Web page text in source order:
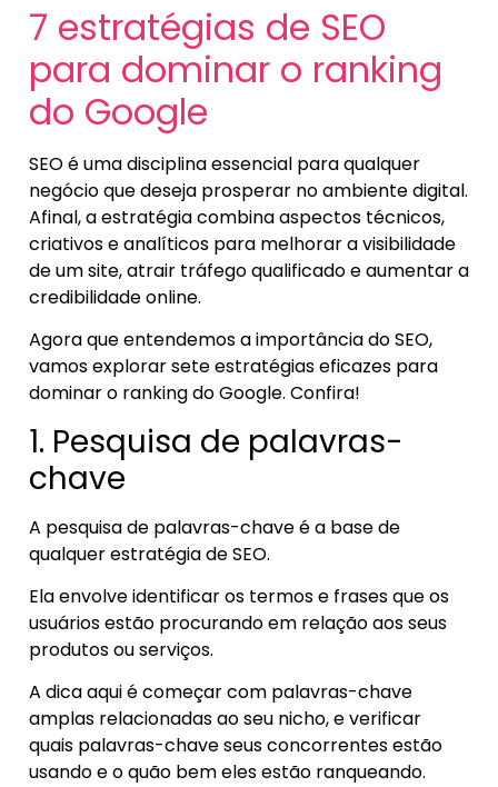
7 estratégias de SEO
para dominar o ranking
do Google
SEO é uma disciplina essencial para qualquer
negócio que deseja prosperar no ambiente digital.
Afinal, a estratégia combina aspectos técnicos,
criativos e analíticos para melhorar a visibilidade
de um site, atrair tráfego qualificado e aumentar a
credibilidade online.
Agora que entendemos a importância do SEO,
vamos explorar sete estratégias eficazes para
dominar o ranking do Google. Confira!
1. Pesquisa de palavras-
chave
A pesquisa de palavras-chave é a base de
qualquer estratégia de SEO.
Ela envolve identificar os termos e frases que os
usuários estão procurando em relação aos seus
produtos ou serviços.
A dica aqui é começar com palavras-chave
amplas relacionadas ao seu nicho, e verificar
quais palavras-chave seus concorrentes estão
usando e o quão bem eles estão ranqueando.